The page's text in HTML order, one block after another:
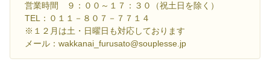
営業時間 ９：００～１７：３０（祝土日を除く）
TEL：０１１－８０７－７７１４
※１２月は土・日曜日も対応しております
メール：wakkanai_furusato@souplesse.jp